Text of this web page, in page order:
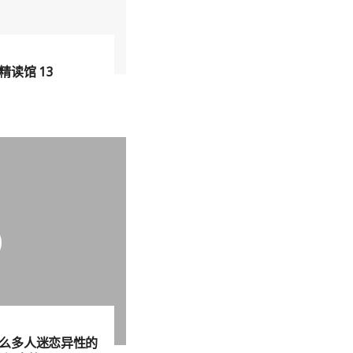
读馆 13
多人迷恋异性的